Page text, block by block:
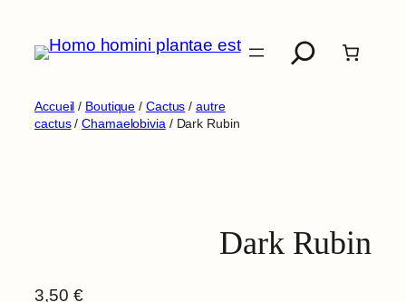
contenu
Accueil / Boutique / Cactus /autre
cactus/Chamaelobivia/ Dark Rubin
Dark Rubin
3,50 €